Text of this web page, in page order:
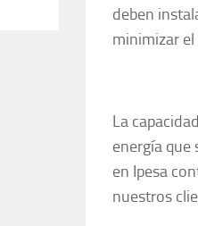
deben
minimizar
La
energía que
en Ipesa
nuestros